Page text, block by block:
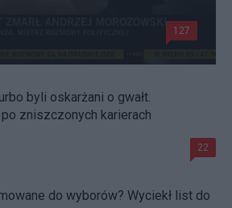
127
byli oskarżani o gwałt.
zniszczonych karierach
22
do wyborów? Wyciekł list do